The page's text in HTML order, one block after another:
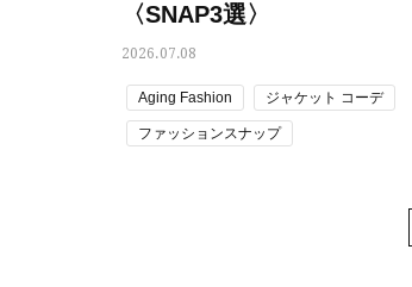
〈SNAP3選〉
2026.07.08
Aging Fashion ジャケット コーデ
ファッションスナップ